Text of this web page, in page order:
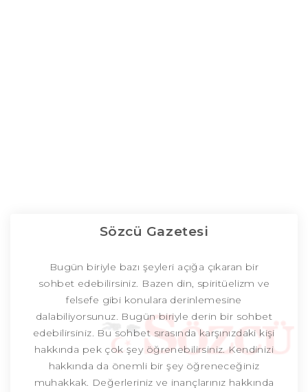
Sözcü Gazetesi
Bugün biriyle bazı şeyleri açığa çıkaran bir
sohbet edebilirsiniz. Bazen din, spiritüelizm ve
felsefe gibi konulara derinlemesine
dalabiliyorsunuz. Bugün biriyle derin bir sohbet
edebilirsiniz. Bu sohbet sırasında karşınızdaki kişi
hakkında pek çok şey öğrenebilirsiniz. Kendinizi
hakkında da önemli bir şey öğreneceğiniz
muhakkak. Değerleriniz ve inançlarınız hakkında